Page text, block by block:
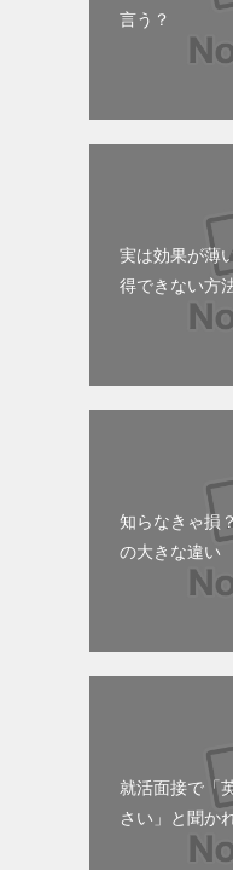
言う？
実は効果が薄
得できない方
知らなきゃ損
の大きな違い
就活面接で「
さい」と聞か